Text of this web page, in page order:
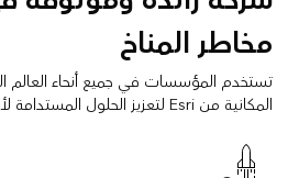
مخاطر المناخ
تستخدم المؤسسات في جميع أنحاء العالم
المكانية من Esri لتعزيز الحلول المستدامة لأزمة المناخ.